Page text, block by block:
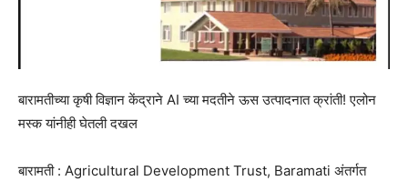
बारामतीच्या कृषी विज्ञान केंद्राने AI च्या मदतीने ऊस उत्पादनात क्रांती! एलोन
मस्क यांनीही घेतली दखल
बारामती : Agricultural Development Trust, Baramati अंतर्गत